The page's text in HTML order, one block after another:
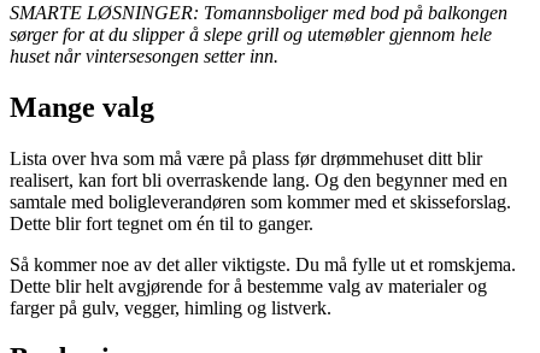
SMARTE LØSNINGER: Tomannsboliger med bod på balkongen
sørger for at du slipper å slepe grill og utemøbler gjennom hele
huset når vintersesongen setter inn.
Mange valg
Lista over hva som må være på plass før drømmehuset ditt blir
realisert, kan fort bli overraskende lang. Og den begynner med en
samtale med boligleverandøren som kommer med et skisseforslag.
Dette blir fort tegnet om én til to ganger.
Så kommer noe av det aller viktigste. Du må fylle ut et romskjema.
Dette blir helt avgjørende for å bestemme valg av materialer og
farger på gulv, vegger, himling og listverk.